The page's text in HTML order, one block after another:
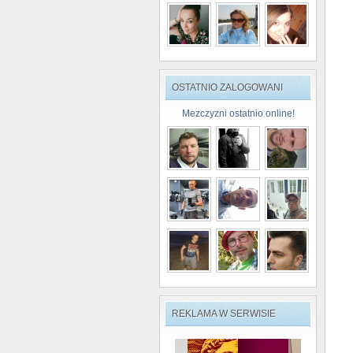
OSTATNIO ZALOGOWANI
Mezczyzni ostatnio online!
REKLAMA W SERWISIE